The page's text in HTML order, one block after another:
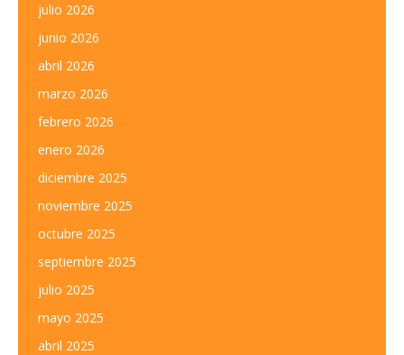
julio 2026
junio 2026
abril 2026
marzo 2026
febrero 2026
enero 2026
diciembre 2025
noviembre 2025
octubre 2025
septiembre 2025
julio 2025
mayo 2025
abril 2025